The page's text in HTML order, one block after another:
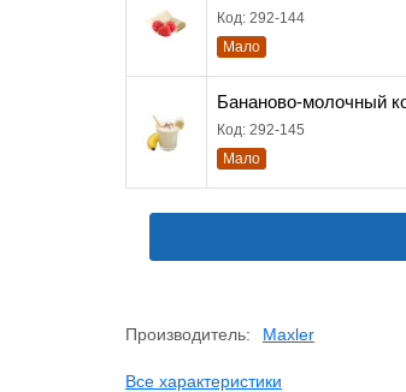
Код: 292-144
Мало
Бананово-молочный
Код: 292-145
Мало
Производитель: Maxler
Все характеристики